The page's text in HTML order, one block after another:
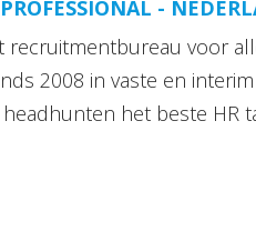
-
recruitmentbureau voor
2008 in vaste en
het beste HR